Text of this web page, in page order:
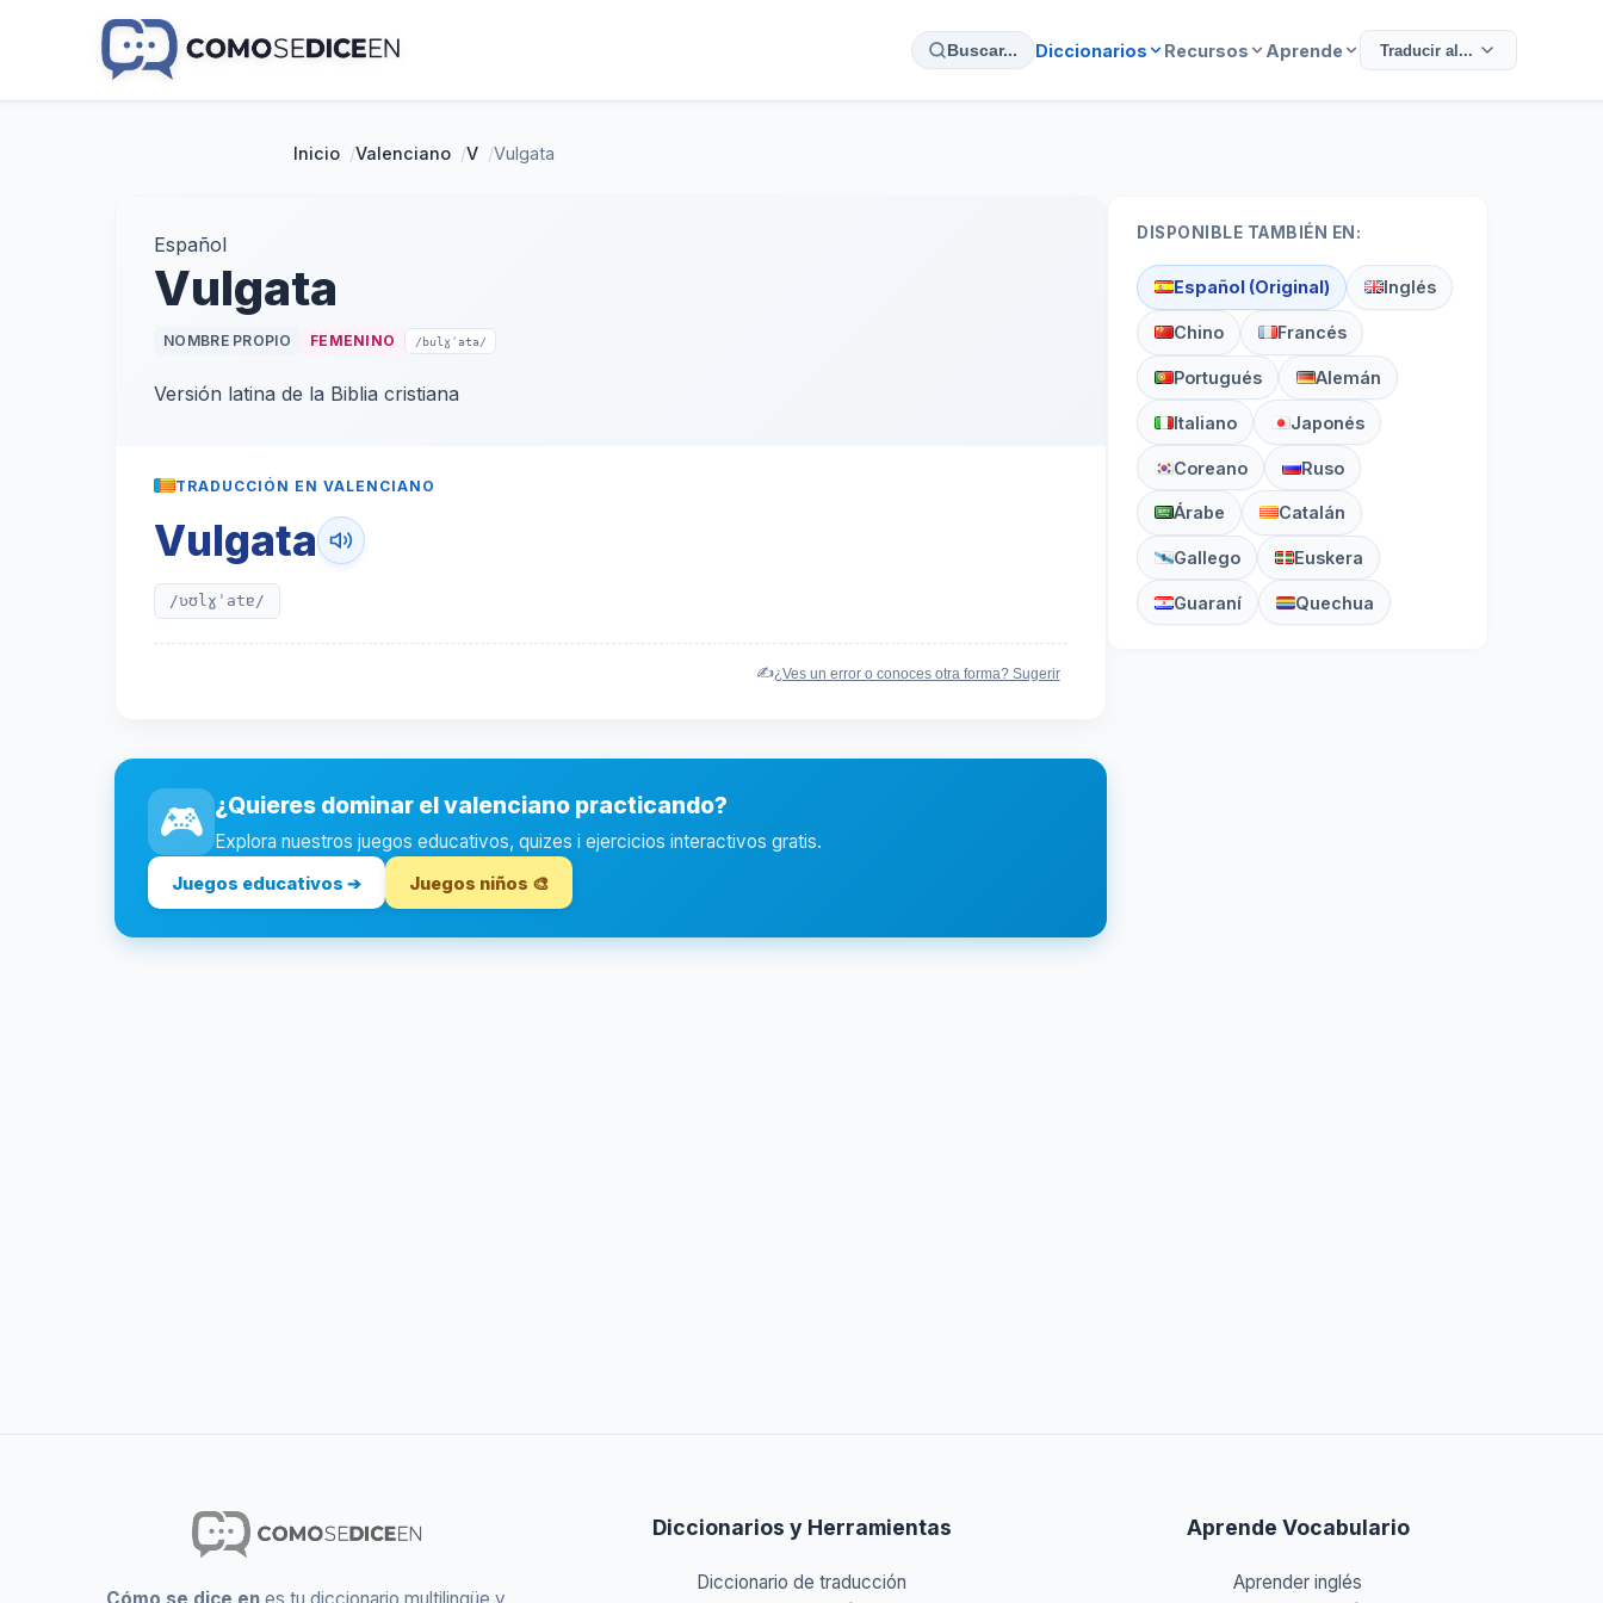
Buscar... Diccionarios Recursos Aprende Traducir al...
Inicio /Valenciano /V /Vulgata
Español
Vulgata
NOMBRE PROPIO FEMENINO /bulɣˈata/
Versión latina de la Biblia cristiana
TRADUCCIÓN EN VALENCIANO
Vulgata
/ʋʊlɣˈatɐ/
✍️¿Ves un error o conoces otra forma? Sugerir
🎮 ¿Quieres dominar el valenciano practicando?
Explora nuestros juegos educativos, quizes i ejercicios interactivos gratis.
Juegos educativos ➔ Juegos niños 🎨
DISPONIBLE TAMBIÉN EN:
Español (Original) Inglés
Chino Francés
Portugués Alemán
Italiano Japonés
Coreano Ruso
Árabe Catalán
Gallego Euskera
Guaraní Quechua
Diccionarios y Herramientas
Diccionario de traducción
Aprende Vocabulario
Aprender inglés